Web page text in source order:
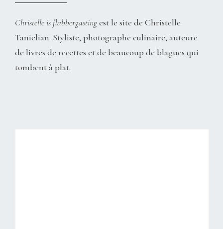
Christelle is flabbergastingest le site de Christelle
Tanielian. Styliste, photographe culinaire, auteure
de livres de recettes et de beaucoup de blagues qui
tombent à plat.